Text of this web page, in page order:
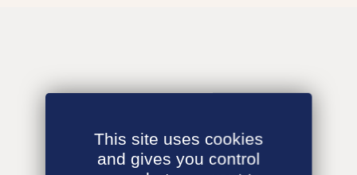
This site uses cookies
and gives you control